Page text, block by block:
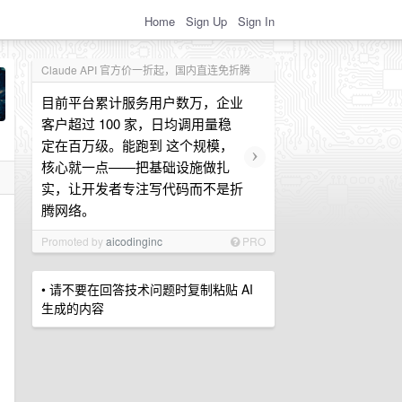
Home Sign Up Sign In
Claude API 官方价一折起，国内直连免折腾
目前平台累计服务用户数万，企业
客户超过 100 家，日均调用量稳
定在百万级。能跑到 这个规模，
核心就一点——把基础设施做扎
实，让开发者专注写代码而不是折
腾网络。
›
Promoted byaicodinginc PRO
• 请不要在回答技术问题时复制粘贴 AI
生成的内容